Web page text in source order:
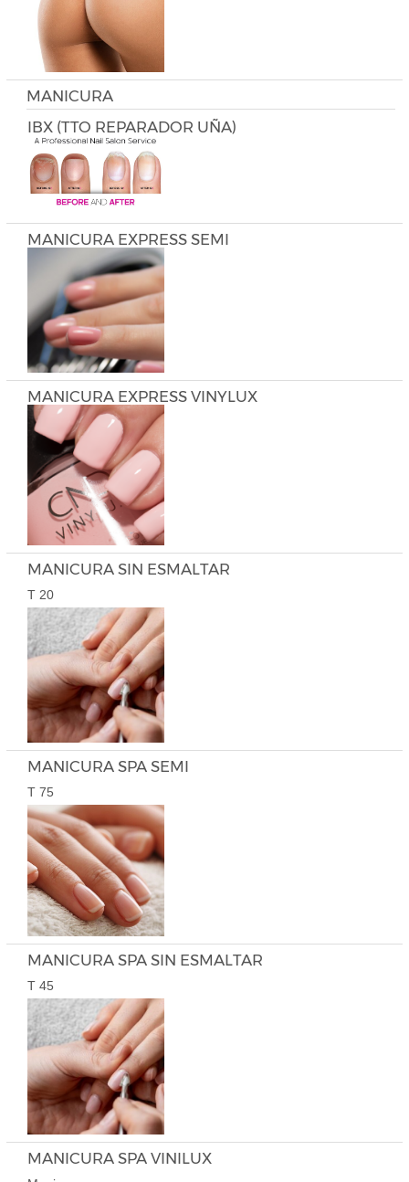
MANICURA
IBX (TTO REPARADOR UÑA)
MANICURA EXPRESS SEMI
MANICURA EXPRESS VINYLUX
MANICURA SIN ESMALTAR
T 20
MANICURA SPA SEMI
T 75
MANICURA SPA SIN ESMALTAR
T 45
MANICURA SPA VINILUX